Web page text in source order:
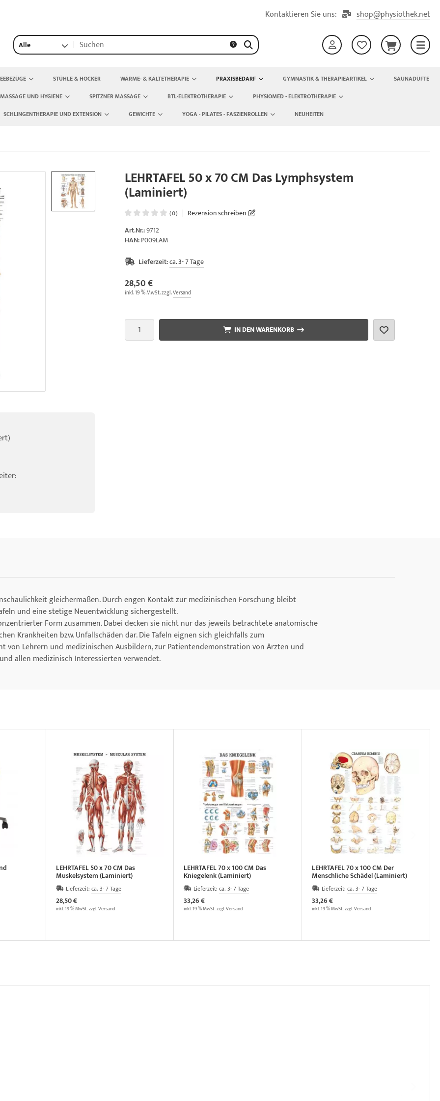
Kontaktieren Sie uns: shop@physiothek.net
Alle
STÜHLE & HOCKER WÄRME- & KÄLTETHERAPIE PRAXISBEDARF GYMNASTIK & THERAPIEARTIKEL
SAUNADÜFTE
UND HYGIENE SPITZNER MASSAGE BTL-ELEKTROTHERAPIE
PHYSIOMED - ELEKTROTHERAPIE
SCHLINGENTHERAPIE UND EXTENSION GEWICHTE YOGA - PILATES - FASZIENROLLEN NEUHEITEN
LEHRTAFEL 50 x 70 CM Das Lymphsystem
(Laminiert)
(0) | Rezension schreiben
Art.Nr.:9712
HAN:P009LAM
Lieferzeit:ca. 3- 7 Tage
28,50 €
inkl. 19 % MwSt. zzgl.Versand
IN DEN WARENKORB
gleichermaßen. Durch engen Kontakt zur medizinischen Forschung bleibt
und eine stetige Neuentwicklung sichergestellt.
Form zusammen. Dabei decken sie nicht nur das jeweils betrachtete anatomische
Krankheiten bzw. Unfallschäden dar. Die Tafeln eignen sich gleichfalls zum
von Lehrern und medizinischen Ausbildern, zur Patientendemonstration von Ärzten und
allen medizinisch Interessierten verwendet.
LEHRTAFEL 50 x 70 CM Das
Muskelsystem (Laminiert)
Lieferzeit: ca. 3- 7 Tage
28,50 €
inkl. 19 % MwSt. zzgl.Versand
LEHRTAFEL 70 x 100 CM Das
Kniegelenk (Laminiert)
Lieferzeit:ca. 3- 7 Tage
33,26 €
inkl. 19 % MwSt. zzgl.Versand
LEHRTAFEL 70 x 100 CM Der
Menschliche Schädel (Laminiert)
Lieferzeit: ca. 3- 7 Tage
33,26 €
inkl. 19 % MwSt. zzgl.Versand